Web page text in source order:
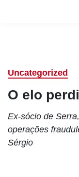
Uncategorized
O elo
Ex-sócio de
operações
Sérgio